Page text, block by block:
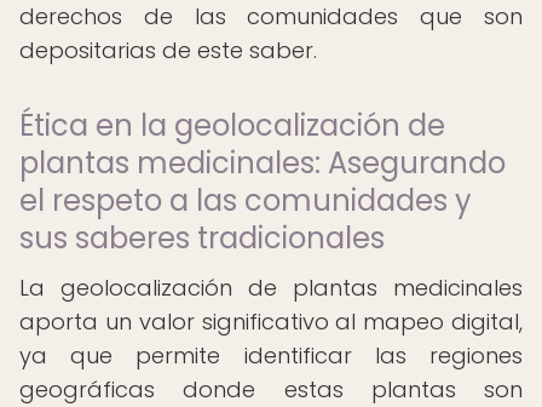
derechos de las comunidades que son
depositarias de este saber.
Ética en la geolocalización de
plantas medicinales: Asegurando
el respeto a las comunidades y
sus saberes tradicionales
La geolocalización de plantas medicinales
aporta un valor significativo al mapeo digital,
ya que permite identificar las regiones
geográficas donde estas plantas son